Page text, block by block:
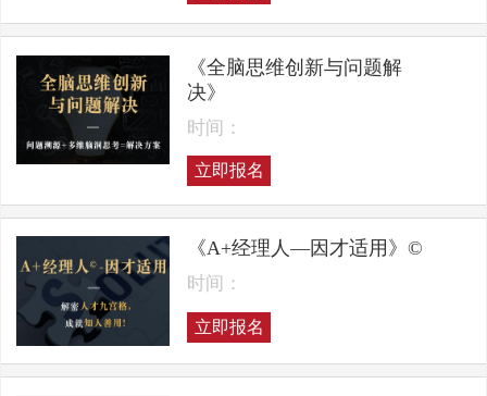
《全脑思维创新与问题解
决》
时间：
立即报名
《A+经理人—因才适用》©
时间：
立即报名